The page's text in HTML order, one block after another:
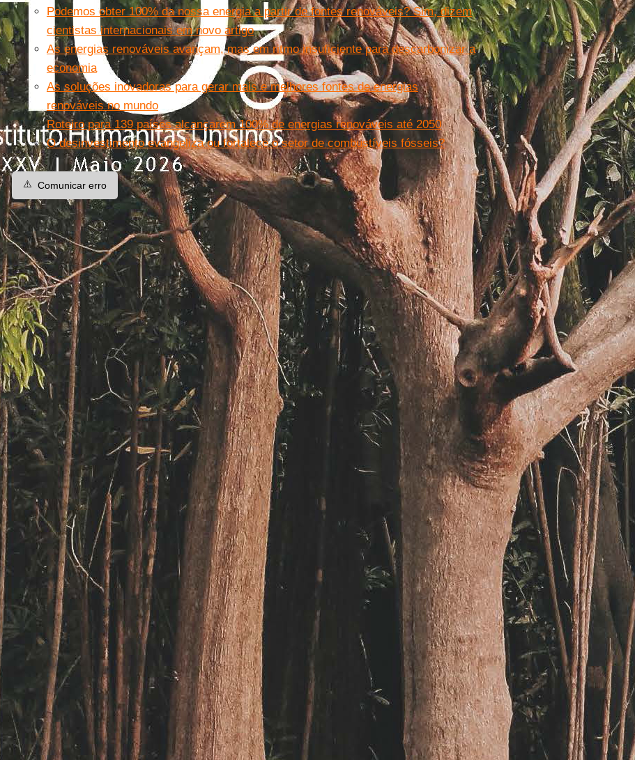
Podemos obter 100% da nossa energia a partir de fontes renováveis? Sim, dizem
cientistas internacionais em novo artigo
As energias renováveis avançam, mas em ritmo insuficiente para descarbonizar a
economia
As soluções inovadoras para gerar mais e melhores fontes de energias
renováveis no mundo
Roteiro para 139 países alcançarem 100% de energias renováveis até 2050
O desinvestimento evangeliza ou fortalece o setor de combustíveis fósseis?
⚠️ Comunicar erro